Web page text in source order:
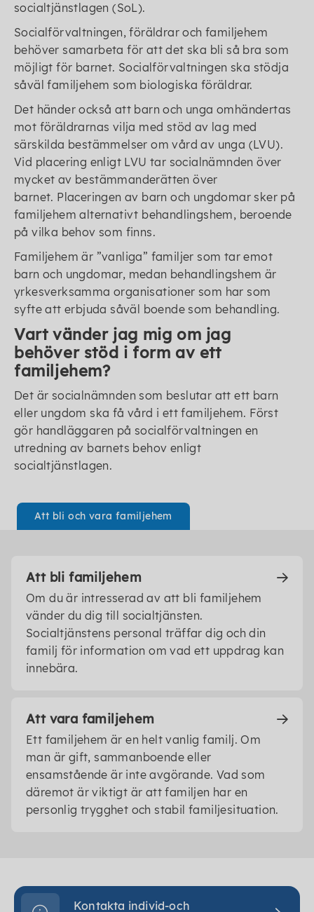
socialtjänstlagen (SoL).
Socialförvaltningen, föräldrar och familjehem
behöver samarbeta för att det ska bli så bra som
möjligt för barnet. Socialförvaltningen ska stödja
såväl familjehem som biologiska föräldrar.
Det händer också att barn och unga omhändertas
mot föräldrarnas vilja med stöd av lag med
särskilda bestämmelser om vård av unga (LVU).
Vid placering enligt LVU tar socialnämnden över
mycket av bestämmanderätten över
barnet. Placeringen av barn och ungdomar sker på
familjehem alternativt behandlingshem, beroende
på vilka behov som finns.
Familjehem är ”vanliga” familjer som tar emot
barn och ungdomar, medan behandlingshem är
yrkesverksamma organisationer som har som
syfte att erbjuda såväl boende som behandling.
Vart vänder jag mig om jag
behöver stöd i form av ett
familjehem?
Det är socialnämnden som beslutar att ett barn
eller ungdom ska få vård i ett familjehem. Först
gör handläggaren på socialförvaltningen en
utredning av barnets behov enligt
socialtjänstlagen.
Att bli och vara familjehem
Att bli familjehem
Om du är intresserad av att bli familjehem
vänder du dig till socialtjänsten.
Socialtjänstens personal träffar dig och din
familj för information om vad ett uppdrag kan
innebära.
Att vara familjehem
Ett familjehem är en helt vanlig familj. Om
man är gift, sammanboende eller
ensamstående är inte avgörande. Vad som
däremot är viktigt är att familjen har en
personlig trygghet och stabil familjesituation.
Kontakta individ-och